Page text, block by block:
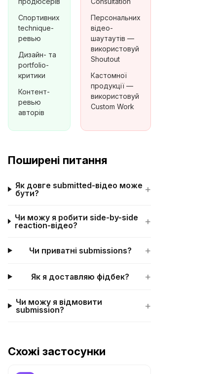
Спортивних
technique-
ревью
Дизайн- та
portfolio-
критики
Контент-
ревью
авторів
Персональних
відео-
шаутаутів —
використовуй
Shoutout
Кастомної
продукції —
використовуй
Custom Work
Поширені питання
Як довге submitted-відео може
бути?
+
Чи можу я робити side-by-side
reaction-відео?
+
Чи приватні submissions? +
Як я доставляю фідбек? +
Чи можу я відмовити
submission?
+
Схожі застосунки